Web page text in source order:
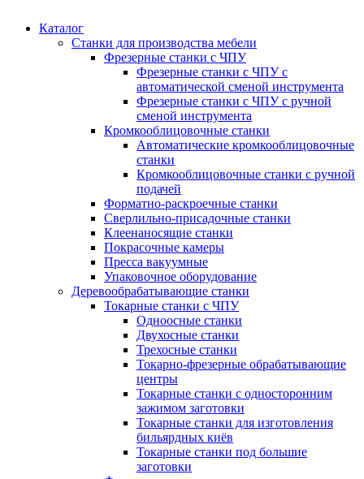
Каталог
Станки для производства мебели
Фрезерные станки с ЧПУ
Фрезерные станки с ЧПУ с
автоматической сменой инструмента
Фрезерные станки с ЧПУ с ручной
сменой инструмента
Кромкооблицовочные станки
Автоматические кромкооблицовочные
станки
Кромкооблицовочные станки с ручной
подачей
Форматно-раскроечные станки
Сверлильно-присадочные станки
Клеенаносящие станки
Покрасочные камеры
Пресса вакуумные
Упаковочное оборудование
Деревообрабатывающие станки
Токарные станки с ЧПУ
Одноосные станки
Двухосные станки
Трехосные станки
Токарно-фрезерные обрабатывающие
центры
Токарные станки с односторонним
зажимом заготовки
Токарные станки для изготовления
бильярдных киёв
Токарные станки под большие
заготовки